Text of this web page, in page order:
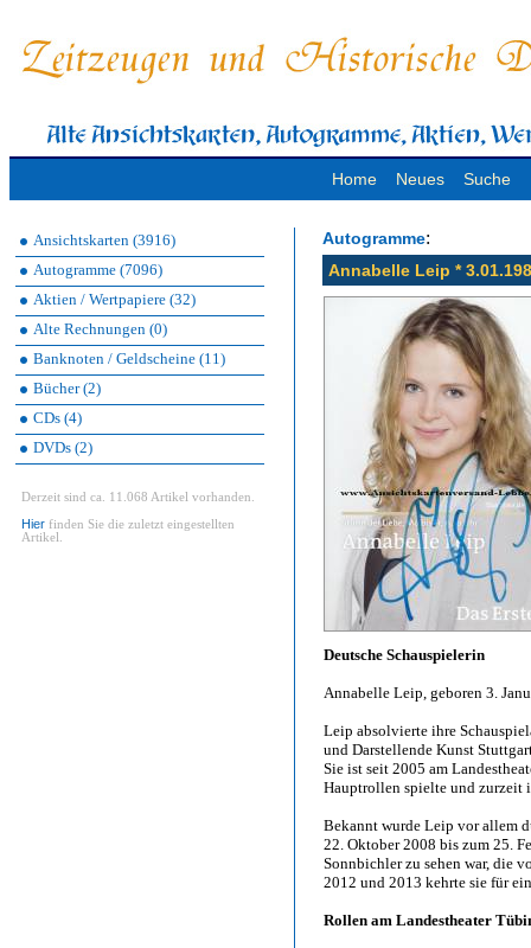
Home Neues Suche
Ansichtskarten (3916)
Autogramme (7096)
Aktien / Wertpapiere (32)
Alte Rechnungen (0)
Banknoten / Geldscheine (11)
Bücher (2)
CDs (4)
DVDs (2)
Derzeit sind ca. 11.068 Artikel vorhanden.
Hier finden Sie die zuletzt eingestellten
Artikel.
Autogramme:
Annabelle Leip *
Deutsche Schauspielerin
Annabelle Leip, geboren 3.
Leip absolvierte ihre
und Darstellende Kunst
Sie ist seit 2005 am
Hauptrollen spielte und zurzeit
Bekannt wurde Leip vor allem
22. Oktober 2008 bis zum 25.
Sonnbichler zu sehen war, die
2012 und 2013 kehrte sie für
Rollen am Landestheater